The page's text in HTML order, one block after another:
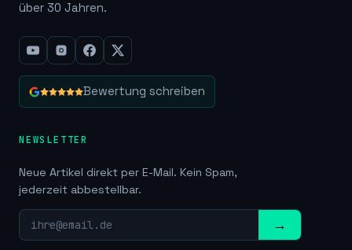
über 30 Jahren.
Bewertung schreiben
NEWSLETTER
Neue Artikel direkt per E-Mail. Kein Spam,
jederzeit abbestellbar.
→